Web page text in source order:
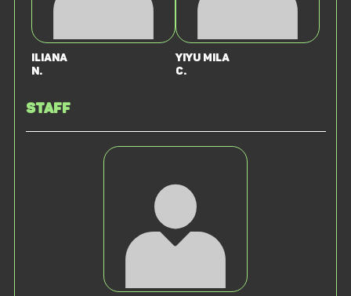
Iliana
N.
Yiyu Mila
C.
Staff